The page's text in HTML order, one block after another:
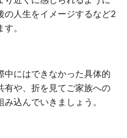
の人生をイメージするなど2
。
中にはできなかった具体的
有や、折を見てご家族への
込んでいきましょう。